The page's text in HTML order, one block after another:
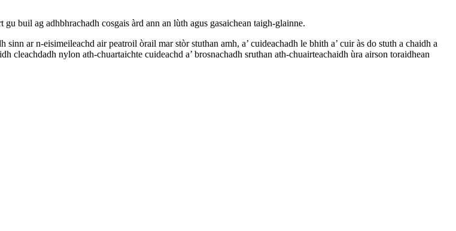
buil ag adhbhrachadh cosgais àrd ann an lùth agus gasaichean taigh-glainne.
ar n-eisimeileachd air peatroil òrail mar stòr stuthan amh, a’ cuideachadh le bhith a’ cuir às do stuth a chaidh a
cleachdadh nylon ath-chuartaichte cuideachd a’ brosnachadh sruthan ath-chuairteachaidh ùra airson toraidhean